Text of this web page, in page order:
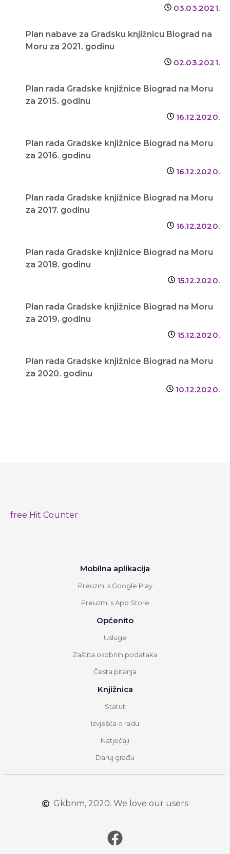
03.03.2021.
Plan nabave za Gradsku knjižnicu Biograd na
Moru za 2021. godinu
02.03.2021.
Plan rada Gradske knjižnice Biograd na Moru
za 2015. godinu
16.12.2020.
Plan rada Gradske knjižnice Biograd na Moru
za 2016. godinu
16.12.2020.
Plan rada Gradske knjižnice Biograd na Moru
za 2017. godinu
16.12.2020.
Plan rada Gradske knjižnice Biograd na Moru
za 2018. godinu
15.12.2020.
Plan rada Gradske knjižnice Biograd na Moru
za 2019. godinu
15.12.2020.
Plan rada Gradske knjižnice Biograd na Moru
za 2020. godinu
10.12.2020.
free Hit Counter
Mobilna aplikacija
Preuzmi s Google Play
Preuzmi s App Store
Općenito
Usluge
Zaštita osobnih podataka
Česta pitanja
Knjižnica
Statut
Izvješća o radu
Natječaji
Daruj građu
Gkbnm, 2020. We love our users